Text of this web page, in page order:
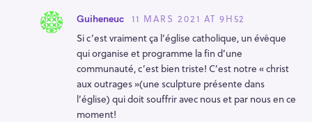
Guiheneuc
11 MARS 2021 AT 9H52
Si c’est vraiment ça l’église catholique, un évêque
qui organise et programme la fin d’une
communauté, c’est bien triste! C’est notre « christ
aux outrages »(une sculpture présente dans
l’église) qui doit souffrir avec nous et par nous en ce
moment!
R